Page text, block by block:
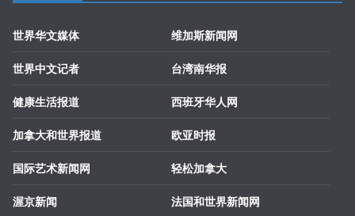
世界华文媒体
世界中文记者
健康生活报道
加拿大和世界报道
国际艺术新闻网
渥京新闻
维加斯新闻网
台湾南华报
西班牙华人网
欧亚时报
轻松加拿大
法国和世界新闻网